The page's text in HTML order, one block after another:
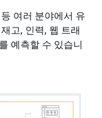
여러 분야에서 유
고, 인력, 웹 트래
예측할 수 있습니